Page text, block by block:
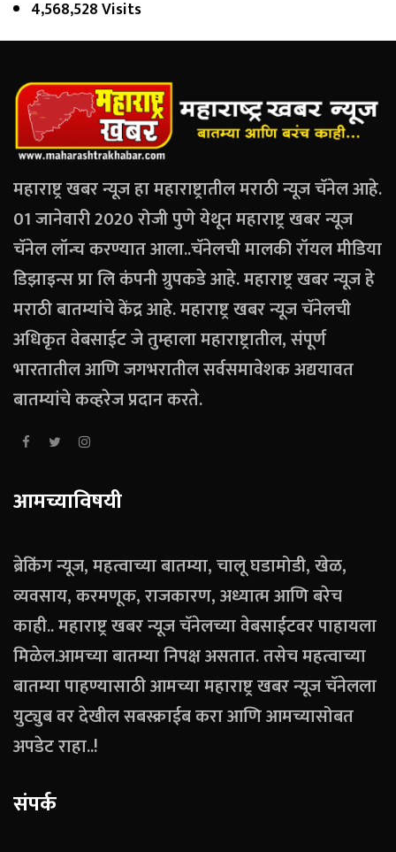
4,568,528 Visits
महाराष्ट्र खबर न्यूज हा महाराष्ट्रातील मराठी न्यूज चॅनेल आहे.
01 जानेवारी 2020 रोजी पुणे येथून महाराष्ट्र खबर न्यूज
चॅनेल लॉन्च करण्यात आला..चॅनेलची मालकी रॉयल मीडिया
डिझाइन्स प्रा लि कंपनी ग्रुपकडे आहे. महाराष्ट्र खबर न्यूज हे
मराठी बातम्यांचे केंद्र आहे. महाराष्ट्र खबर न्यूज चॅनेलची
अधिकृत वेबसाईट जे तुम्हाला महाराष्ट्रातील, संपूर्ण
भारतातील आणि जगभरातील सर्वसमावेशक अद्ययावत
बातम्यांचे कव्हरेज प्रदान करते.
आमच्याविषयी
ब्रेकिंग न्यूज, महत्वाच्या बातम्या, चालू घडामोडी, खेळ,
व्यवसाय, करमणूक, राजकारण, अध्यात्म आणि बरेच
काही.. महाराष्ट्र खबर न्यूज चॅनेलच्या वेबसाईटवर पाहायला
मिळेल.आमच्या बातम्या निपक्ष असतात. तसेच महत्वाच्या
बातम्या पाहण्यासाठी आमच्या महाराष्ट्र खबर न्यूज चॅनेलला
युट्युब वर देखील सबस्क्राईब करा आणि आमच्यासोबत
अपडेट राहा..!
संपर्क